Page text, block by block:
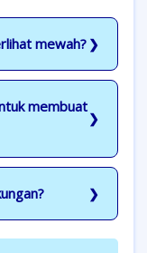
mewah?
membuat